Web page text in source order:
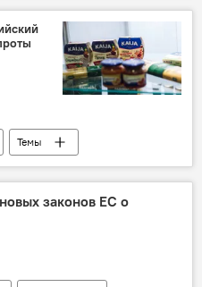
РФ
СБУ
Темы
шпроты
законов ЕС о